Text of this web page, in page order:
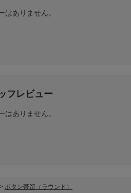
はありません。
フレビュー
はありません。
> ボタン帯留（ラウンド）